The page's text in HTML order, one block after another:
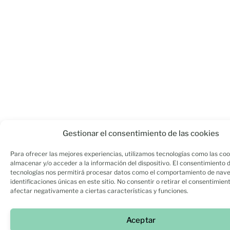
Gestionar el consentimiento de las cookies
Para ofrecer las mejores experiencias, utilizamos tecnologías como las
almacenar y/o acceder a la información del dispositivo. El consentimiento
tecnologías nos permitirá procesar datos como el comportamiento de
identificaciones únicas en este sitio. No consentir o retirar el
afectar negativamente a ciertas características y funciones.
Aceptar